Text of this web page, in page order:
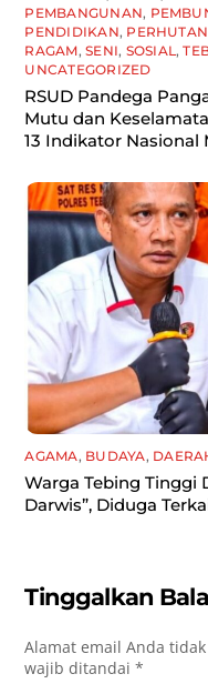
PEMBANGUNAN,
PENDIDIKAN,
RAGAM,SENI, SOSIAL ,
UNCATEGORIZED
RSUD Pandega
Mutu dan
13 Indikator Nasional
AGAMA, BUDAYA,
Warga Tebing Tinggi
Darwis”, Diduga
Tinggalkan
Alamat email Anda
wajib ditandai*